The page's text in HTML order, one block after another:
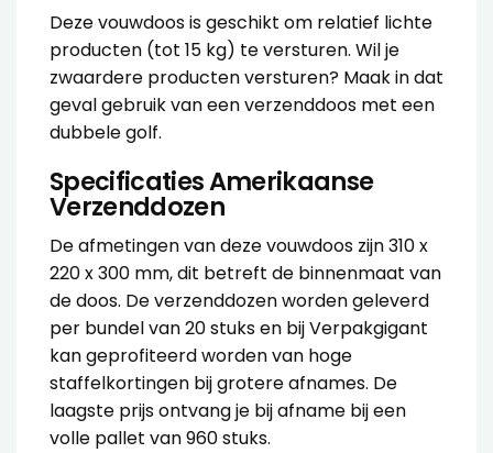
Deze vouwdoos is geschikt om relatief lichte
producten (tot 15 kg) te versturen. Wil je
zwaardere producten versturen? Maak in dat
geval gebruik van eenverzenddoos met een
dubbele golf.
Specificaties Amerikaanse
Verzenddozen
De afmetingen van dezevouwdoos zijn 310 x
220 x 300 mm, dit betreft de binnenmaat van
de doos. Deverzenddozenworden geleverd
per bundel van 20 stuks en bij Verpakgigant
kan geprofiteerd worden van hoge
staffelkortingen bij grotere afnames. De
laagste prijs ontvang je bij afname bij een
volle pallet van 960 stuks.